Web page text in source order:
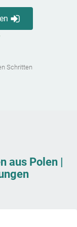
Schritten
aus Polen |